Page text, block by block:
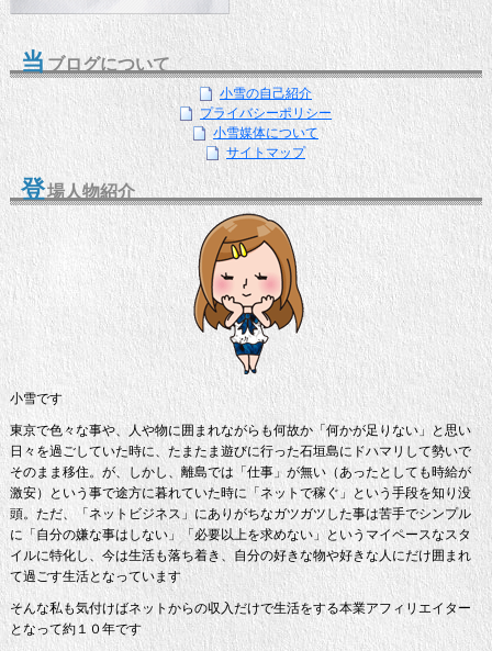
当 ブログについて
小雪の自己紹介
プライバシーポリシー
小雪媒体について
サイトマップ
登場人物紹介
小雪です
東京で色々な事や、人や物に囲まれながらも何故か「何かが足りない」と思い
日々を過ごしていた時に、たまたま遊びに行った石垣島にドハマリして勢いで
そのまま移住。が、しかし、離島では「仕事」が無い（あったとしても時給が
激安）という事で途方に暮れていた時に「ネットで稼ぐ」という手段を知り没
頭。ただ、「ネットビジネス」にありがちなガツガツした事は苦手でシンプル
に「自分の嫌な事はしない」「必要以上を求めない」というマイペースなスタ
イルに特化し、今は生活も落ち着き、自分の好きな物や好きな人にだけ囲まれ
て過ごす生活となっています
そんな私も気付けばネットからの収入だけで生活をする本業アフィリエイター
となって約１０年です